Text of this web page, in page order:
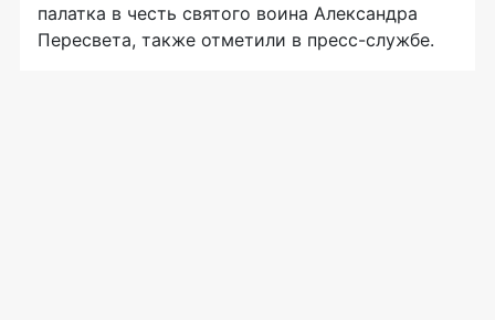
палатка в честь святого воина Александра
Пересвета, также отметили в пресс-службе.